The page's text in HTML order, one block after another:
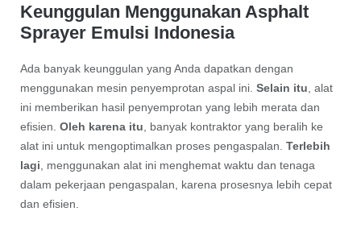
Keunggulan Menggunakan Asphalt
Sprayer Emulsi Indonesia
Ada banyak keunggulan yang Anda dapatkan dengan
menggunakan mesin penyemprotan aspal ini. Selain itu, alat
ini memberikan hasil penyemprotan yang lebih merata dan
efisien. Oleh karena itu, banyak kontraktor yang beralih ke
alat ini untuk mengoptimalkan proses pengaspalan. Terlebih
lagi, menggunakan alat ini menghemat waktu dan tenaga
dalam pekerjaan pengaspalan, karena prosesnya lebih cepat
dan efisien.